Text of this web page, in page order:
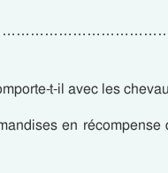
t-il avec les
en